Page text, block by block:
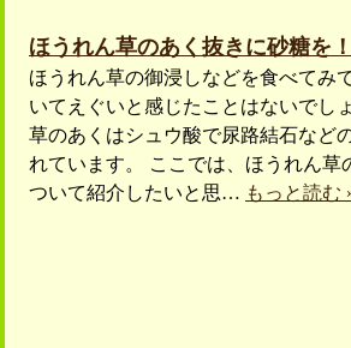
ほうれん草のあく抜きに砂糖を！
ほうれん草の御浸しなどを食べてみ
いてえぐいと感じたことはないでし
草のあくはシュウ酸で尿路結石など
れています。 ここでは、ほうれん草
ついて紹介したいと思… もっと読む